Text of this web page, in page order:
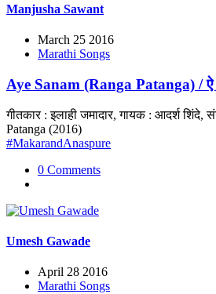
Manjusha Sawant
March 25 2016
Marathi Songs
Aye Sanam (Ranga Patanga) /
गीतकार : इलाही जमादार, गायक : आदर्श
Patanga (2016)
#MakarandAnaspure
0 Comments
Umesh Gawade
April 28 2016
Marathi Songs